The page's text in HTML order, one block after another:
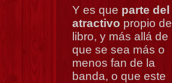
Y es que parte del
atractivo propio del
libro, y más allá de
que se sea más o
menos fan de la
banda, o que este